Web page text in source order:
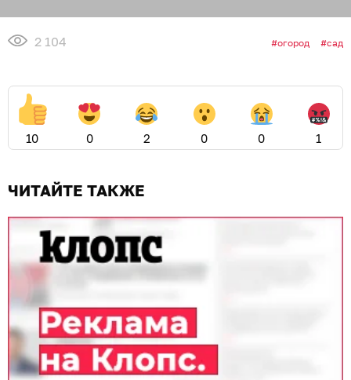
2 104 огород сад
10 0 2 0 0 1
ЧИТАЙТЕ ТАКЖЕ